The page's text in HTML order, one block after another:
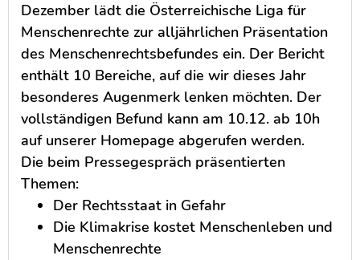
Dezember lädt die Österreichische Liga für
Menschenrechte zur alljährlichen Präsentation
des Menschenrechtsbefundes ein. Der Bericht
enthält 10 Bereiche, auf die wir dieses Jahr
besonderes Augenmerk lenken möchten. Der
vollständigen Befund kann am 10.12. ab 10h
auf unserer Homepage abgerufen werden.
Die beim Pressegespräch präsentierten
Themen:
Der Rechtsstaat in Gefahr
Die Klimakrise kostet Menschenleben und
Menschenrechte